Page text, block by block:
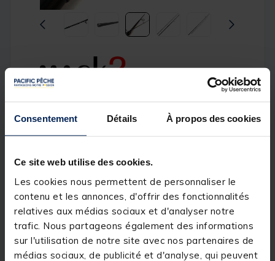
Consentement Détails À propos des cookies
Ce site web utilise des cookies.
Les cookies nous permettent de personnaliser le
contenu et les annonces, d'offrir des fonctionnalités
relatives aux médias sociaux et d'analyser notre
trafic. Nous partageons également des informations
sur l'utilisation de notre site avec nos partenaires de
médias sociaux, de publicité et d'analyse, qui peuvent
Canne Mack2 Nomad XTR 10' 3lbs
[object Object] out of 5 Customer Rating
(2)
Description